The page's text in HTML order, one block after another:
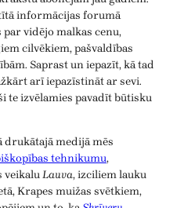
informācijas forumā
vidējo malkas cenu,
cilvēkiem, pašvaldības
Saprast un iepazīt, kā tad
arī iepazīstināt ar sevi.
te izvēlamies pavadīt būtisku
drukātajā medijā mēs
tehnikumu,
veikaluLauva, izciliem lauku
Krapes muižas svētkiem,